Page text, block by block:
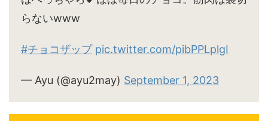
らないwww
#チョコザップ pic.twitter.com/pibPPLplgI
— Ayu (@ayu2may) September 1, 2023